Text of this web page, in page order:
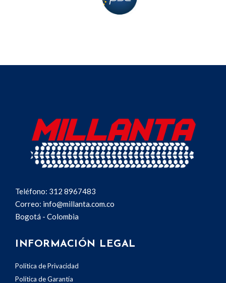
Teléfono: 312 8967483
Correo: info@millanta.com.co
Bogotá - Colombia
INFORMACIÓN LEGAL
Política de Privacidad
Política de Garantía